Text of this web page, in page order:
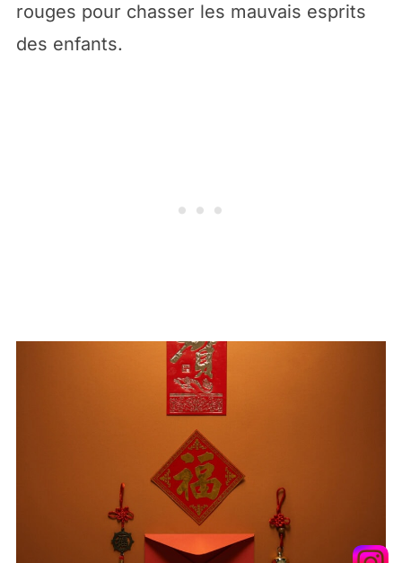
rouges pour chasser les mauvais esprits
des enfants.